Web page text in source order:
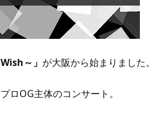
～」 が大阪から始まりました。
ロOG主体のコンサート。